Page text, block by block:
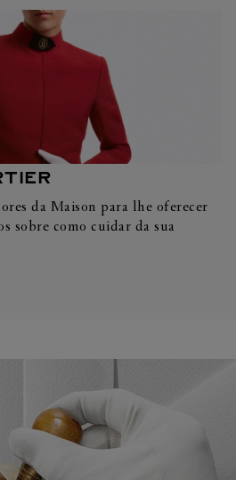
da Maison para lhe oferecer
sobre como cuidar da sua